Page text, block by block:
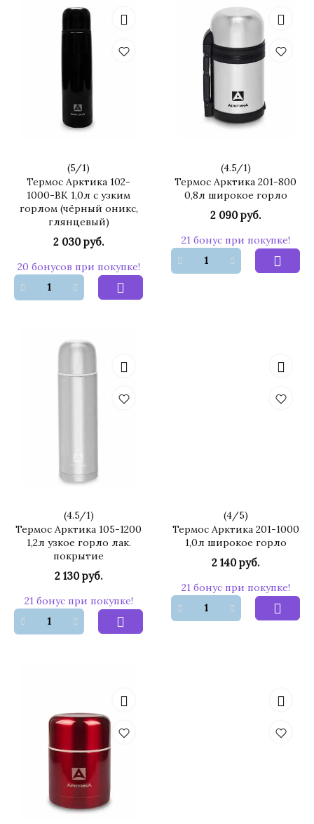
(5/1)
Термос Арктика 102-
1000-BK 1,0л с узким
горлом (чёрный оникс,
глянцевый)
2 030 руб.
20 бонусов при покупке!
(4.5/1)
Термос Арктика 201-800
0,8л широкое горло
2 090 руб.
21 бонус при покупке!
(4.5/1)
Термос Арктика 105-1200
1,2л узкое горло лак.
покрытие
2 130 руб.
21 бонус при покупке!
(4/5)
Термос Арктика 201-1000
1,0л широкое горло
2 140 руб.
21 бонус при покупке!